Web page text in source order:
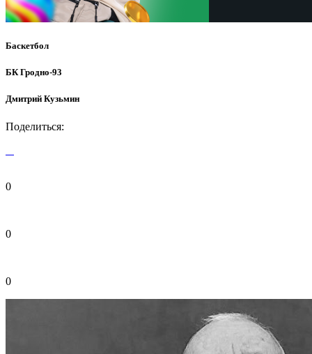
Баскетбол
БК Гродно-93
Дмитрий Кузьмин
Поделиться:
0
0
0